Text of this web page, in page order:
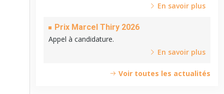
En savoir plus
Prix Marcel Thiry 2026
Appel à candidature.
En savoir plus
Voir toutes les actualités